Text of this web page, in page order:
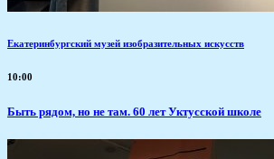
Екатеринбургский музей изобразительных искусств
10:00
Быть рядом, но не там. 60 лет Уктусской школе